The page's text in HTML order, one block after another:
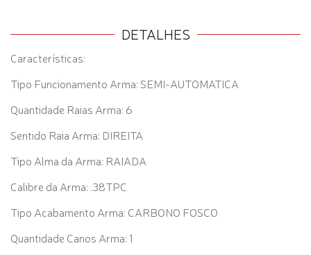
DETALHES
Características:
Tipo Funcionamento Arma: SEMI-AUTOMATICA
Quantidade Raias Arma: 6
Sentido Raia Arma: DIREITA
Tipo Alma da Arma: RAIADA
Calibre da Arma: .38TPC
Tipo Acabamento Arma: CARBONO FOSCO
Quantidade Canos Arma: 1